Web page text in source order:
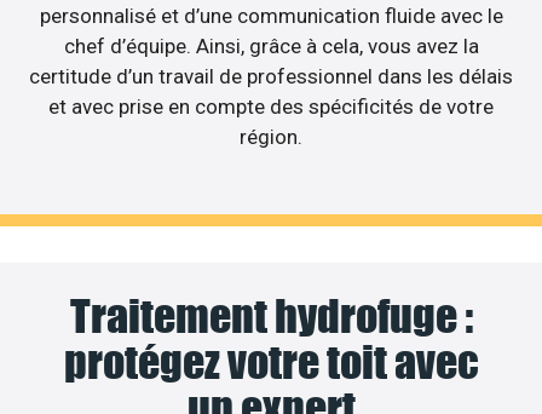
personnalisé et d’une communication fluide avec le
chef d’équipe. Ainsi, grâce à cela, vous avez la
certitude d’un travail de professionnel dans les délais
et avec prise en compte des spécificités de votre
région.
Traitement hydrofuge :
protégez votre toit avec